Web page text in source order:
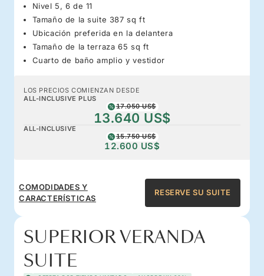
Nivel 5, 6 de 11
Tamaño de la suite 387 sq ft
Ubicación preferida en la delantera
Tamaño de la terraza 65 sq ft
Cuarto de baño amplio y vestidor
LOS PRECIOS COMIENZAN DESDE
ALL-INCLUSIVE PLUS
17.050 US$
13.640 US$
ALL-INCLUSIVE
15.750 US$
12.600 US$
COMODIDADES Y
CARACTERÍSTICAS
RESERVE SU SUITE
SUPERIOR VERANDA
SUITE